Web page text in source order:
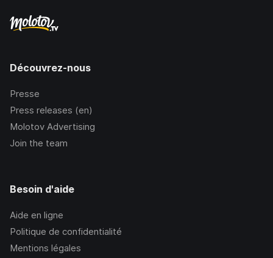
Découvrez-nous
Presse
Press releases (en)
Molotov Advertising
Join the team
Besoin d'aide
Aide en ligne
Politique de confidentialité
Mentions légales